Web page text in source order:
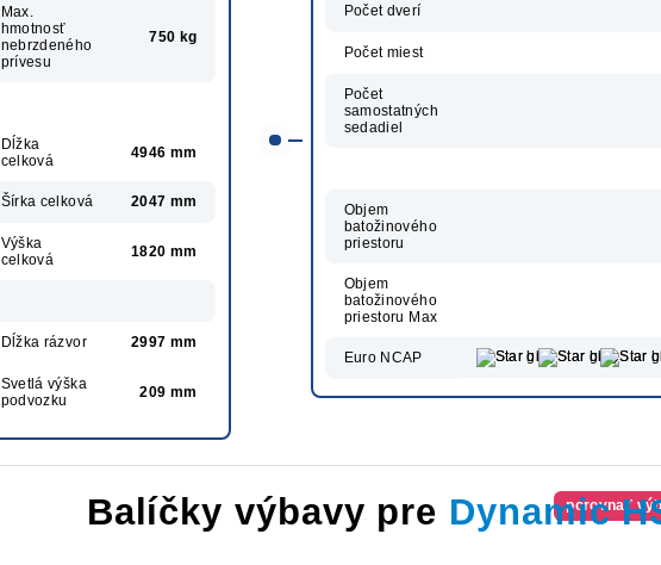
Max.
hmotnosť
nebrzdeného
prívesu
750 kg
Dĺžka
celková
4946 mm
Šírka celková 2047 mm
Výška
celková
1820 mm
Dĺžka rázvor 2997 mm
Svetlá výška
podvozku
209 mm
Počet dverí
Počet miest
Počet
samostatných
sedadiel
Objem
batožinového
priestoru
Objem
batožinového
priestoru Max
Euro NCAP
porovnať
Balíčky výbavy pre Dynamic